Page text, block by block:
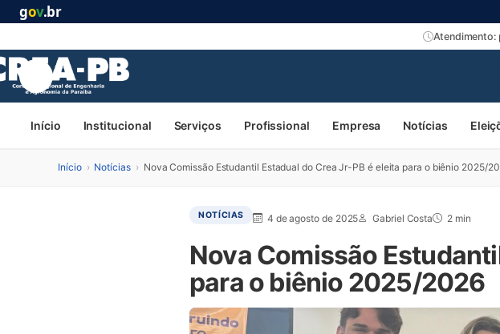
gov.br
Atendimento:
Início Institucional Serviços Profissional Empresa Notícias
Início › Notícias › Nova Comissão Estudantil Estadual do Crea Jr-PB é eleita para o biênio 2025/
NOTÍCIAS 4 de agosto de 2025 Gabriel Costa 2 min
Nova Comissão
para o biênio 2025/2026